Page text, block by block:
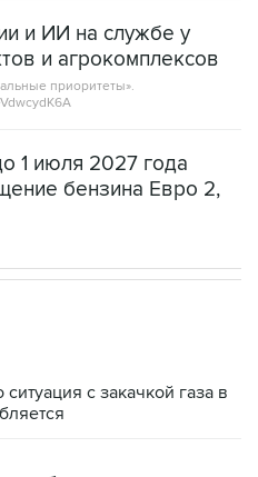
и ИИ на службе у
и агрокомплексов
приоритеты».
1 июля 2027 года
бензина Евро 2,
с закачкой газа в